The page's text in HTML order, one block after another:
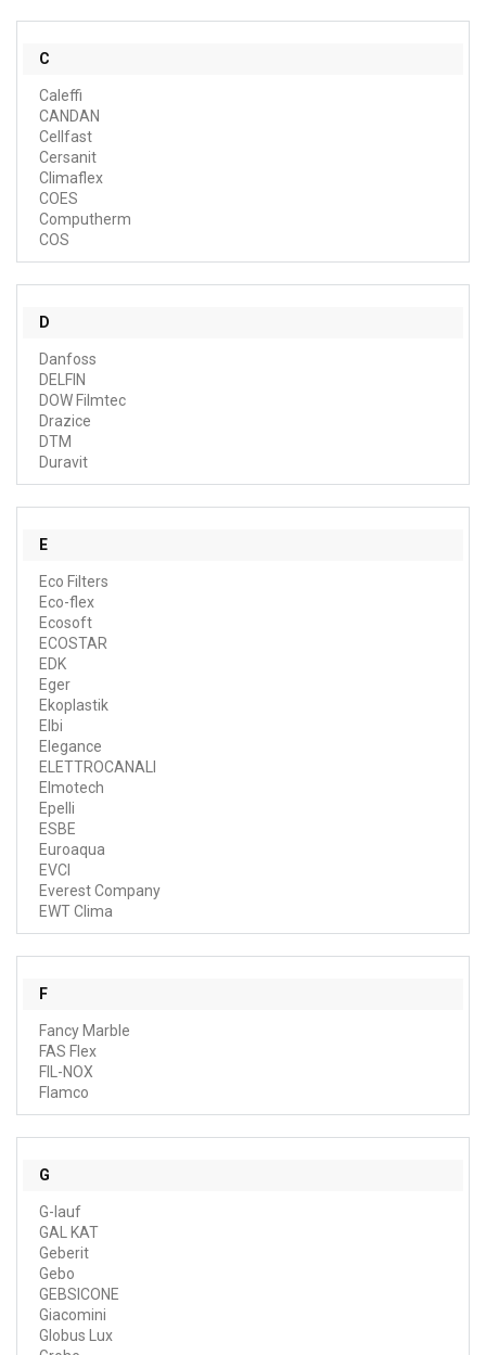
C
Caleffi
CANDAN
Cellfast
Cersanit
Climaflex
COES
Computherm
COS
D
Danfoss
DELFIN
DOW Filmtec
Drazice
DTM
Duravit
E
Eco Filters
Eco-flex
Ecosoft
ECOSTAR
EDK
Eger
Ekoplastik
Elbi
Elegance
ELETTROCANALI
Elmotech
Epelli
ESBE
Euroaqua
EVCI
Everest Company
EWT Clima
F
Fancy Marble
FAS Flex
FIL-NOX
Flamco
G
G-lauf
GAL KAT
Geberit
Gebo
GEBSICONE
Giacomini
Globus Lux